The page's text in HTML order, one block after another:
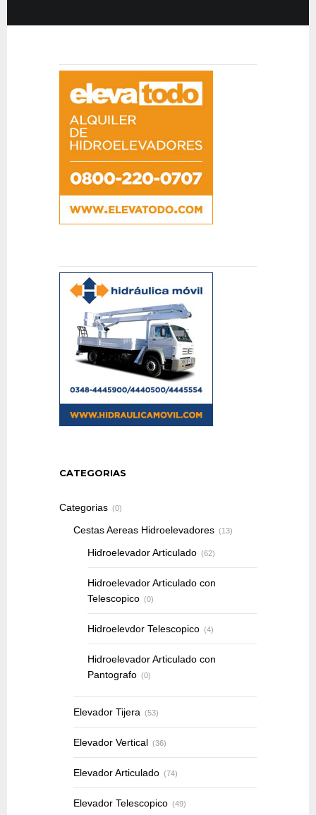
CATEGORIAS
Categorias (0)
Cestas Aereas Hidroelevadores (13)
Hidroelevador Articulado (62)
Hidroelevador Articulado con
Telescopico (0)
Hidroelevdor Telescopico (4)
Hidroelevador Articulado con
Pantografo (0)
Elevador Tijera (53)
Elevador Vertical (36)
Elevador Articulado (74)
Elevador Telescopico (49)